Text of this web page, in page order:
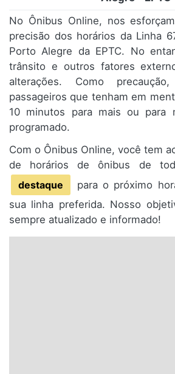
No Ônibus Online, nos
precisão dos horários da Linha
Porto Alegre da EPTC. No
trânsito e outros fatores
alterações. Como
passageiros que tenham em
10 minutos para mais ou para
programado.
Com o Ônibus Online, você tem
de horários de ônibus de
destaque
para o próximo
sua linha preferida. Nosso
sempre atualizado e informado!